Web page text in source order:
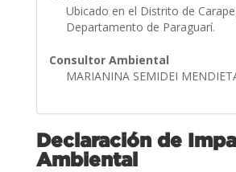
Ubicado en el Distrito de
Departamento de Paraguarí.
Consultor Ambiental
MARIANINA SEMIDEI
Declaración de
Ambiental